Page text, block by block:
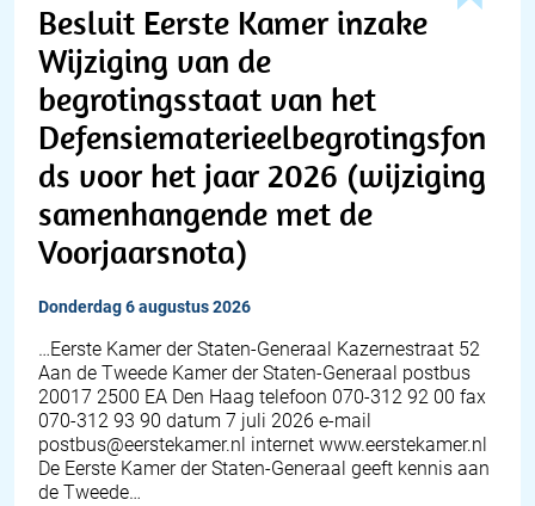
Besluit Eerste Kamer inzake
Wijziging van de
begrotingsstaat van het
Defensiematerieelbegrotingsfon
ds voor het jaar 2026 (wijziging
samenhangende met de
Voorjaarsnota)
donderdag 6 augustus 2026
…Eerste Kamer der Staten-Generaal Kazernestraat 52
Aan de Tweede Kamer der Staten-Generaal postbus
20017 2500 EA Den Haag telefoon 070-312 92 00 fax
070-312 93 90 datum 7 juli 2026 e-mail
postbus@eerstekamer.nl internet www.eerstekamer.nl
De Eerste Kamer der Staten-Generaal geeft kennis aan
de Tweede…